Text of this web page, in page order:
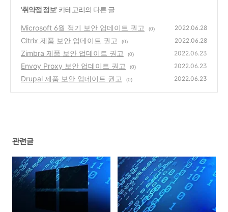
'취약점 정보' 카테고리의 다른 글
Microsoft 6월 정기 보안 업데이트 권고 (0) 2022.06.28
Citrix 제품 보안 업데이트 권고 (0) 2022.06.28
Zimbra 제품 보안 업데이트 권고 (0) 2022.06.23
Envoy Proxy 보안 업데이트 권고 (0) 2022.06.23
Drupal 제품 보안 업데이트 권고 (0) 2022.06.23
관련글